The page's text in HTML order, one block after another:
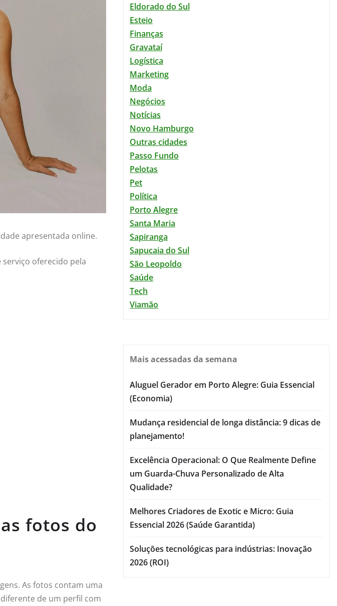
apresentada online.
oferecido pela
fotos do
As fotos contam uma
de um perfil com
Eldorado do Sul
Esteio
Finanças
Gravataí
Logística
Marketing
Moda
Negócios
Notícias
Novo Hamburgo
Outras cidades
Passo Fundo
Pelotas
Pet
Política
Porto Alegre
Santa Maria
Sapiranga
Sapucaia do Sul
São Leopoldo
Saúde
Tech
Viamão
Mais acessadas da semana
Aluguel Gerador em Porto Alegre: Guia Essencial
(Economia)
Mudança residencial de longa distância: 9 dicas de
planejamento!
Excelência Operacional: O Que Realmente Define
um Guarda-Chuva Personalizado de Alta
Qualidade?
Melhores Criadores de Exotic e Micro: Guia
Essencial 2026 (Saúde Garantida)
Soluções tecnológicas para indústrias: Inovação
2026 (ROI)